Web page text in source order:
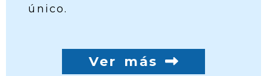
único.
Ver más